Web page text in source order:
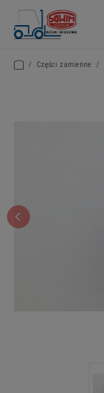
/ Części zamienne /